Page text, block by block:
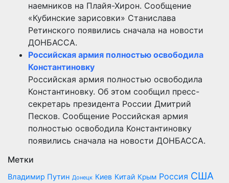
наемников на Плайя-Хирон. Сообщение
«Кубинские зарисовки» Станислава
Ретинского появились сначала на новости
ДОНБАССА.
Российская армия полностью освободила
Константиновку
Российская армия полностью освободила
Константиновку. Об этом сообщил пресс-
секретарь президента России Дмитрий
Песков. Сообщение Российская армия
полностью освободила Константиновку
появились сначала на новости ДОНБАССА.
Метки
Владимир Путин Донецк Киев Китай Крым Россия США